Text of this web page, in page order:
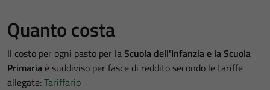
Quanto costa
Il costo per ogni pasto per laScuola dell'Infanzia e la Scuola
Primaria è suddiviso per fasce di reddito secondo le tariffe
allegate:Tariffario